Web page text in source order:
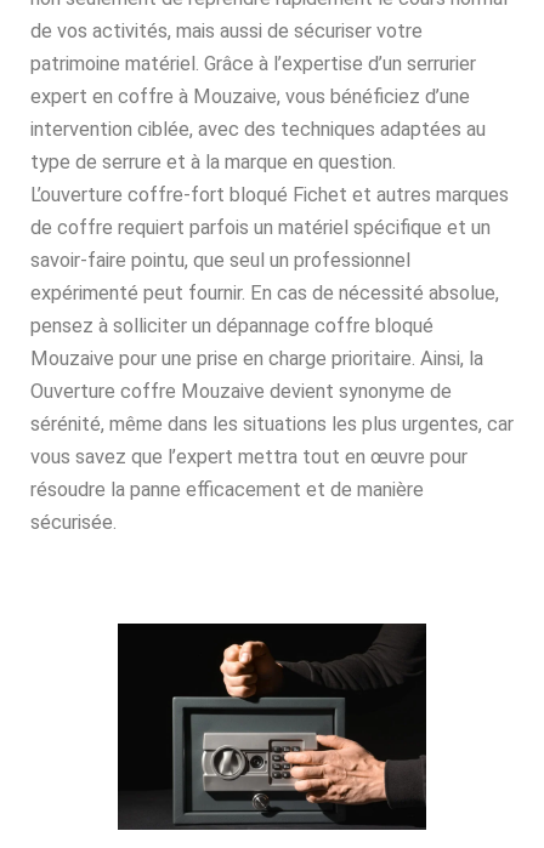
de vos activités, mais aussi de sécuriser votre
patrimoine matériel. Grâce à l’expertise d’un serrurier
expert en coffre à Mouzaive, vous bénéficiez d’une
intervention ciblée, avec des techniques adaptées au
type de serrure et à la marque en question.
L’ouverture coffre-fort bloqué Fichet et autres marques
de coffre requiert parfois un matériel spécifique et un
savoir-faire pointu, que seul un professionnel
expérimenté peut fournir. En cas de nécessité absolue,
pensez à solliciter un dépannage coffre bloqué
Mouzaive pour une prise en charge prioritaire. Ainsi, la
Ouverture coffre Mouzaive devient synonyme de
sérénité, même dans les situations les plus urgentes, car
vous savez que l’expert mettra tout en œuvre pour
résoudre la panne efficacement et de manière
sécurisée.